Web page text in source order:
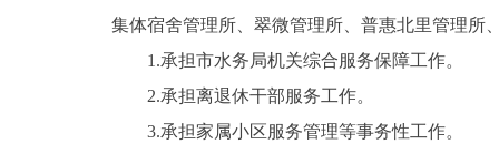
集体宿舍管理所、翠微管理所、普惠北里管理所
1.承担市水务局机关综合服务保障工作。
2.承担离退休干部服务工作。
3.承担家属小区服务管理等事务性工作。